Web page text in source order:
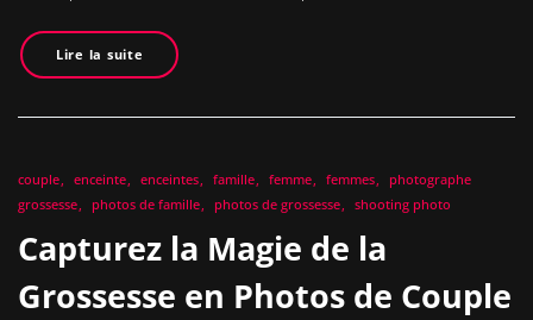
Lire la suite
couple enceinte enceintes famille femme femmes
photographe
grossesse
photos de famille photos de grossesse shooting photo
Capturez la Magie de la
Grossesse en Photos de Couple